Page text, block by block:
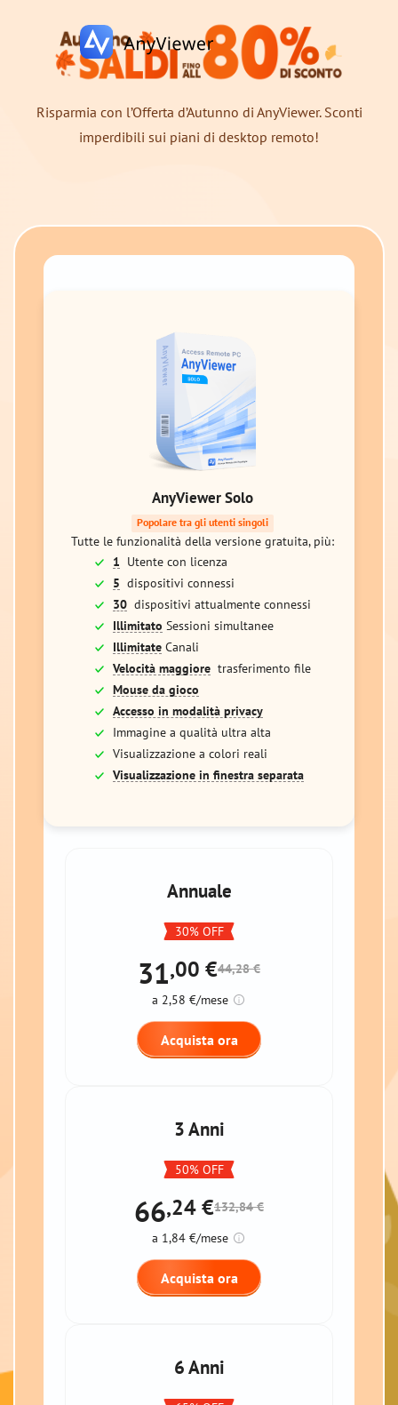
Risparmia con l’Offerta d’Autunno di AnyViewer. Sconti
imperdibili sui piani di desktop remoto!
AnyViewer Solo
Popolare tra gli utenti singoli
Tutte le funzionalità della versione gratuita, più:
1 Utente con licenza
5 dispositivi connessi
30 dispositivi attualmente connessi
Illimitato Sessioni simultanee
Illimitate Canali
Velocità maggiore trasferimento file
Mouse da gioco
Accesso in modalità privacy
Immagine a qualità ultra alta
Visualizzazione a colori reali
Visualizzazione in finestra separata
Annuale
30% OFF
31,00 €44,28 €
a 2,58 €/mese
Acquista ora
3 Anni
50% OFF
66,24€132,84 €
a 1,84 €/mese
Acquista ora
6 Anni